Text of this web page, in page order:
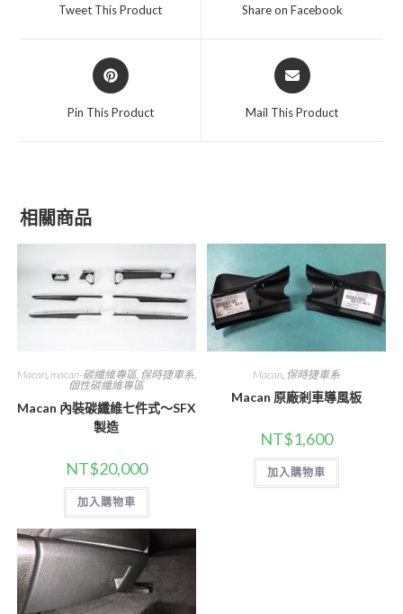
Tweet This Product Share on Facebook
Opens
in
Pin This Product
Opens
in
Mail This Product
相關商品
Macan, macan-碳纖維專區, 保時捷車系,
個性碳纖維專區
Macan 內裝碳纖維七件式～SFX
製造
NT$20,000
加入購物車
Macan 保時捷車系
Macan 原廠剎車導風板
NT$1,600
加入購物車